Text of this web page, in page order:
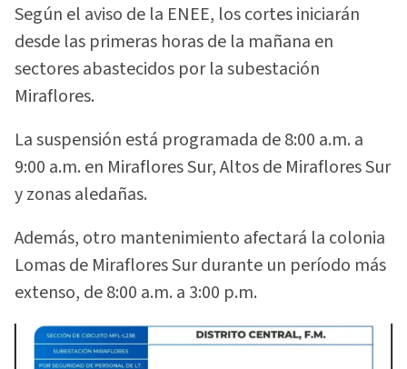
Según el aviso de la ENEE, los cortes iniciarán
desde las primeras horas de la mañana en
sectores abastecidos por la subestación
Miraflores.
La suspensión está programada de 8:00 a.m. a
9:00 a.m. en Miraflores Sur, Altos de Miraflores Sur
y zonas aledañas.
Además, otro mantenimiento afectará la colonia
Lomas de Miraflores Sur durante un período más
extenso, de 8:00 a.m. a 3:00 p.m.